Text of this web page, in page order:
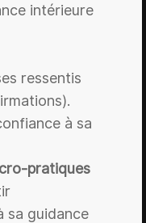
intérieure
ressentis
à sa
pratiques
sa guidance